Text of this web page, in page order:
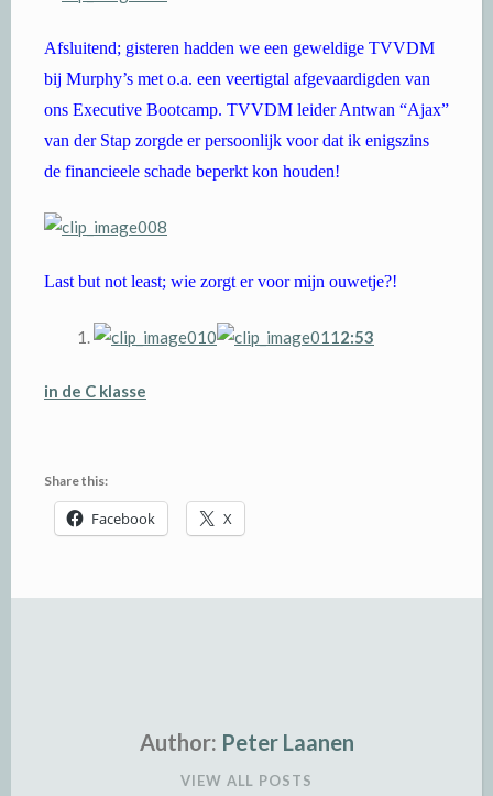
Afsluitend; gisteren hadden we een geweldige TVVDM
bij Murphy’s met o.a. een veertigtal afgevaardigden van
ons Executive Bootcamp. TVVDM leider Antwan “Ajax”
van der Stap zorgde er persoonlijk voor dat ik enigszins
de financieele schade beperkt kon houden!
Last but not least; wie zorgt er voor mijn ouwetje?!
2:53
in de C klasse
Share this:
Facebook X
Author: Peter Laanen
VIEW ALL POSTS